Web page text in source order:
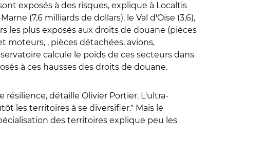
exposés à des risques, explique à Localtis
(7,6 milliards de dollars), le Val d'Oise (3,6),
les plus exposés aux droits de douane (pièces
moteurs, , pièces détachées, avions,
calcule le poids de ces secteurs dans
à ces hausses des droits de douane.
détaille Olivier Portier. L'ultra-
les territoires à se diversifier." Mais le
des territoires explique peu les